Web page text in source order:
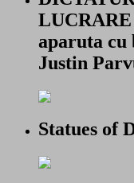
aparuta cu
Justin
Statues of